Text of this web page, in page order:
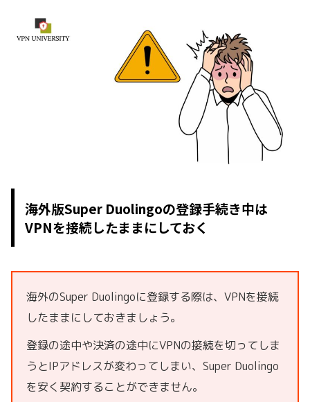
海外版Super Duolingoの登録手続き中は
VPNを接続したままにしておく
海外のSuper Duolingoに登録する際は、VPNを接続
したままにしておきましょう。
登録の途中や決済の途中にVPNの接続を切ってしま
うとIPアドレスが変わってしまい、Super Duolingo
を安く契約することができません。